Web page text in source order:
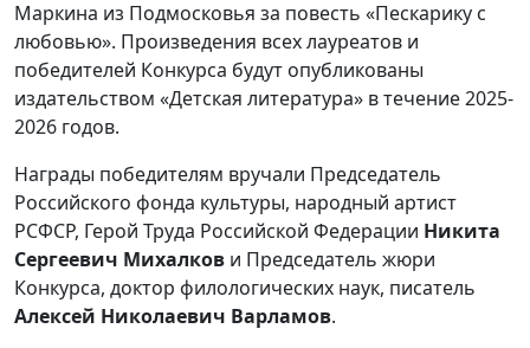
Маркина из Подмосковья за повесть «Пескарику с
любовью». Произведения всех лауреатов и
победителей Конкурса будут опубликованы
издательством «Детская литература» в течение 2025-
2026 годов.
Награды победителям вручали Председатель
Российского фонда культуры, народный артист
РСФСР, Герой Труда Российской Федерации Никита
Сергеевич Михалков и Председатель жюри
Конкурса, доктор филологических наук, писатель
Алексей Николаевич Варламов.